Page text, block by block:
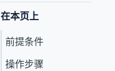
在本页上
前提条件
操作步骤